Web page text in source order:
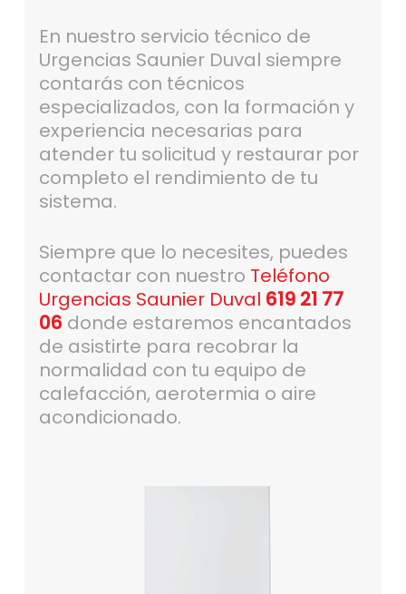
En nuestro servicio técnico de
Urgencias Saunier Duval siempre
contarás con técnicos
especializados, con la formación y
experiencia necesarias para
atender tu solicitud y restaurar por
completo el rendimiento de tu
sistema.
Siempre que lo necesites, puedes
contactar con nuestro Teléfono
Urgencias Saunier Duval 619 21 77
06 donde estaremos encantados
de asistirte para recobrar la
normalidad con tu equipo de
calefacción, aerotermia o aire
acondicionado.